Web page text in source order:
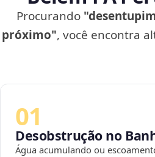
Procurando
próximo", você encontra
01
Desobstrução no
Água acumulando ou